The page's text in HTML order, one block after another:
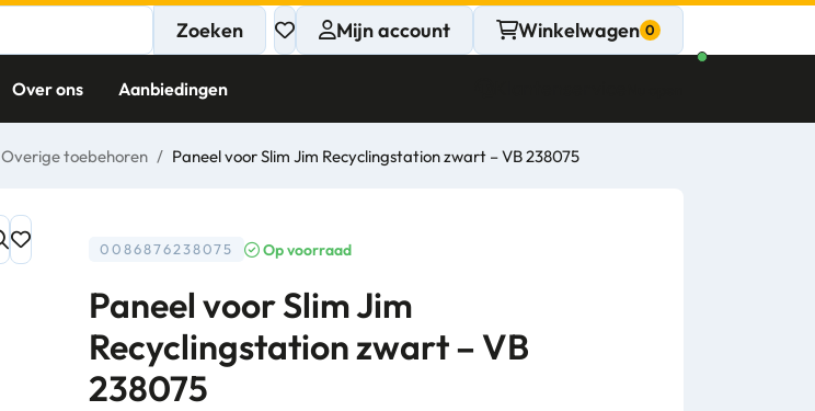
Mijn account Winkelwagen
Zoeken
nodig?
Over ons Aanbiedingen
Overige toebehoren / Paneel voor Slim Jim Recyclingstation zwart – VB 238075
0086876238075 Op voorraad
Paneel voor Slim Jim
Recyclingstation zwart – VB
238075